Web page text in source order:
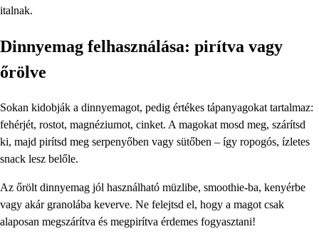
italnak.
Dinnyemag felhasználása: pirítva vagy
őrölve
Sokan kidobják a dinnyemagot, pedig értékes tápanyagokat tartalmaz:
fehérjét, rostot, magnéziumot, cinket. A magokat mosd meg, szárítsd
ki, majd pirítsd meg serpenyőben vagy sütőben – így ropogós, ízletes
snack lesz belőle.
Az őrölt dinnyemag jól használható müzlibe, smoothie-ba, kenyérbe
vagy akár granolába keverve. Ne felejtsd el, hogy a magot csak
alaposan megszárítva és megpirítva érdemes fogyasztani!